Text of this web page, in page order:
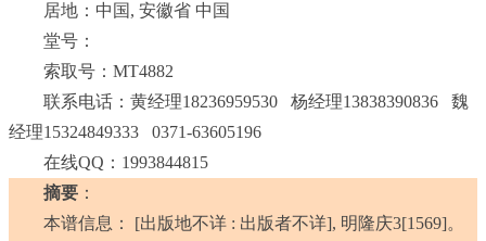
居地：中国, 安徽省 中国
堂号：
索取号：MT4882
联系电话：黄经理18236959530 杨经理13838390836 魏
经理15324849333 0371-63605196
在线QQ：1993844815
摘要 ：
本谱信息： [出版地不详 : 出版者不详], 明隆庆3[1569]。